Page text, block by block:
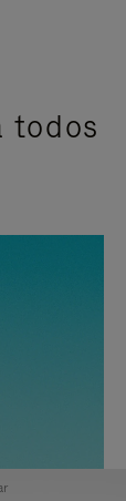
todos